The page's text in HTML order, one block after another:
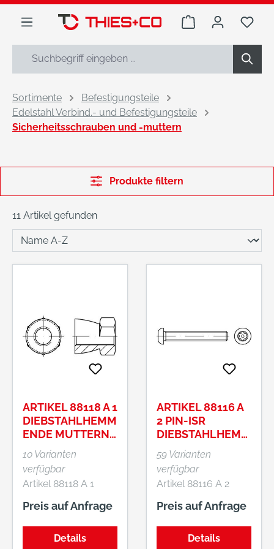
springen
Warenkorb Du
Sortimente
Befestigungsteile
Edelstahl Verbind.- und Befestigungsteile
Sicherheitsschrauben und -muttern
Produkte filtern
11 Artikel gefunden
ARTIKEL 88118 A 1
DIEBSTAHLHEMM
ENDE MUTTERN,
„ABREISSMUTTER
N“
10 Varianten
verfügbar
Artikel 88118 A 1
Diebstahlhemmende
Muttern,
„Abreißmuttern“
Preis auf Anfrage
Details
ARTIKEL 88116 A
2 PIN-ISR
DIEBSTAHLHEMM
ENDE
SCHRAUBEN M.
FLACHKOPF ISO
7380, M
59 Varianten
verfügbar
Artikel 88116 A 2
PIN-ISR
Diebstahlhemmende
Schrauben m.
Flachkopf ~ ISO
Preis auf Anfrage
Details